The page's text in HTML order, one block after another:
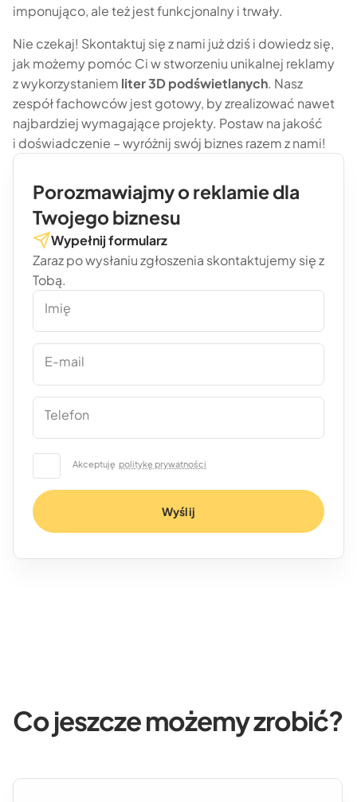
imponująco, ale też jest funkcjonalny i trwały.
Nie czekaj! Skontaktuj się z nami już dziś i dowiedz się,
jak możemy pomóc Ci w stworzeniu unikalnej reklamy
z wykorzystaniem liter 3D podświetlanych. Nasz
zespół fachowców jest gotowy, by zrealizować nawet
najbardziej wymagające projekty. Postaw na jakość
i doświadczenie – wyróżnij swój biznes razem z nami!
Porozmawiajmy o reklamie dla
Twojego biznesu
Wypełnij formularz
Zaraz po wysłaniu zgłoszenia skontaktujemy się z
Tobą.
Imię
E-mail
Telefon
Akceptuję politykę prywatności
Wyślij
Co jeszcze możemy zrobić?